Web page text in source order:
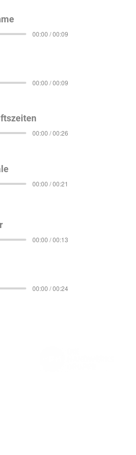
00:00 / 00:09
00:00 / 00:09
00:00 / 00:26
00:00 / 00:21
00:00 / 00:13
00:00 / 00:24